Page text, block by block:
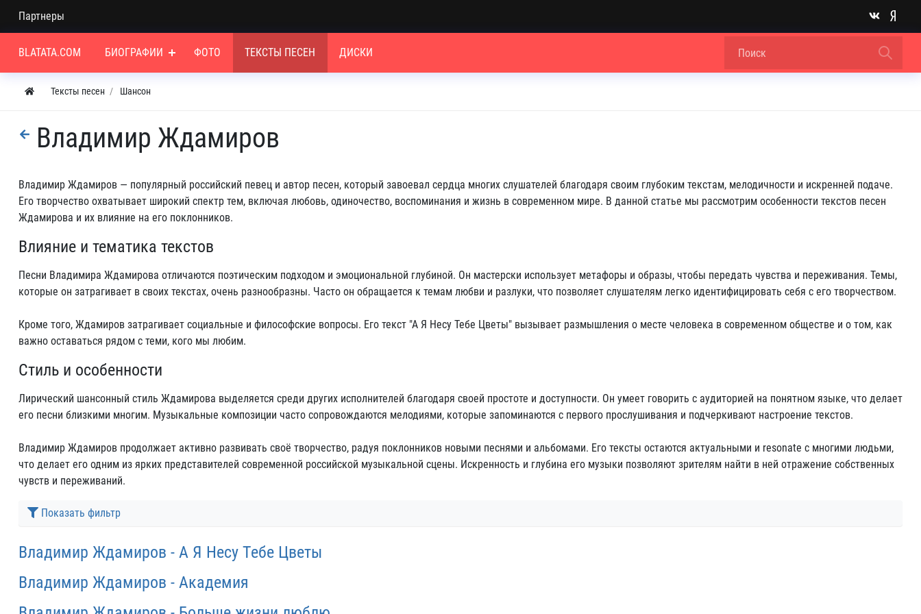
Партнеры
BLATATA.COM БИОГРАФИИ ФОТО ТЕКСТЫ ПЕСЕН ДИСКИ
Тексты песен Шансон
Владимир Ждамиров
Владимир Ждамиров — популярный российский певец и автор песен, который завоевал сердца многих слушателей благодаря своим глубоким текстам, мелодичности и искренней подаче.
Его творчество охватывает широкий спектр тем, включая любовь, одиночество, воспоминания и жизнь в современном мире. В данной статье мы рассмотрим особенности текстов песен
Ждамирова и их влияние на его поклонников.
Влияние и тематика текстов
Песни Владимира Ждамирова отличаются поэтическим подходом и эмоциональной глубиной. Он мастерски использует метафоры и образы, чтобы передать чувства и переживания. Темы,
которые он затрагивает в своих текстах, очень разнообразны. Часто он обращается к темам любви и разлуки, что позволяет слушателям легко идентифицировать себя с его творчеством.
Кроме того, Ждамиров затрагивает социальные и философские вопросы. Его текст "А Я Несу Тебе Цветы" вызывает размышления о месте человека в современном обществе и о том, как
важно оставаться рядом с теми, кого мы любим.
Стиль и особенности
Лирический шансонный стиль Ждамирова выделяется среди других исполнителей благодаря своей простоте и доступности. Он умеет говорить с аудиторией на понятном языке, что делает
его песни близкими многим. Музыкальные композиции часто сопровождаются мелодиями, которые запоминаются с первого прослушивания и подчеркивают настроение текстов.
Владимир Ждамиров продолжает активно развивать своё творчество, радуя поклонников новыми песнями и альбомами. Его тексты остаются актуальными и resonate с многими людьми,
что делает его одним из ярких представителей современной российской музыкальной сцены. Искренность и глубина его музыки позволяют зрителям найти в ней отражение собственных
чувств и переживаний.
Показать фильтр
Владимир Ждамиров - А Я Несу Тебе Цветы
Владимир Ждамиров - Академия